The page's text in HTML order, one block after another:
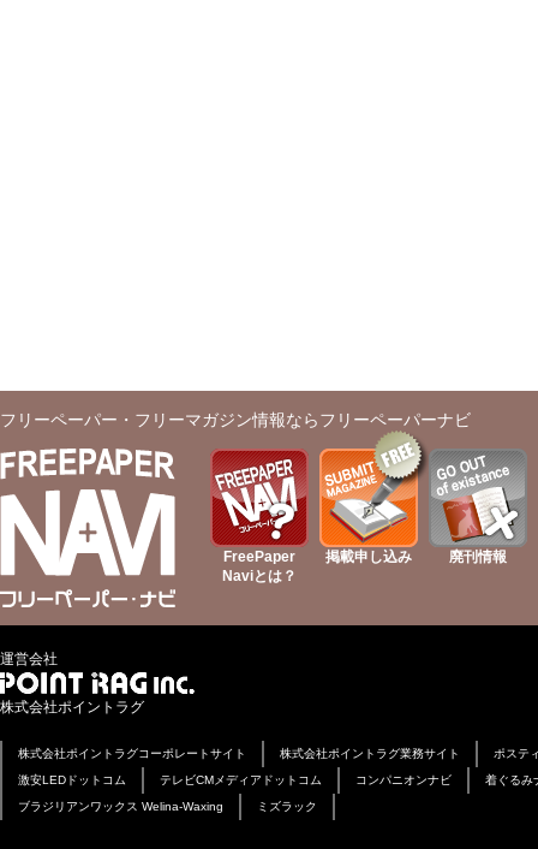
フリーペーパー・フリーマガジン情報ならフリーペーパーナビ
FreePaper
Naviとは？
掲載申し込み 廃刊情報
運営会社
株式会社ポイントラグ
株式会社ポイントラグコーポレートサイト 株式会社ポイントラグ業務サイト
ポステ
激安LEDドットコム
テレビCMメディアドットコム コンパニオンナビ
着ぐるみ
ブラジリアンワックス Welina-Waxing
ミズラック